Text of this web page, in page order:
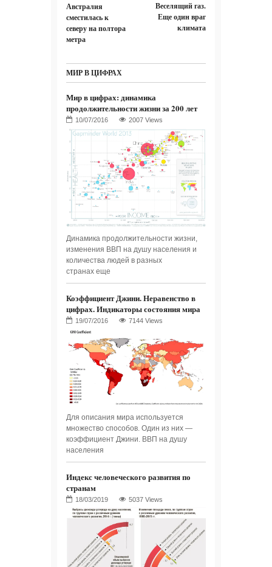
Австралия
сместилась к
северу на полтора
метра
Веселящий газ.
Еще один враг
климата
МИР В ЦИФРАХ
Мир в цифрах: динамика
продолжительности жизни за 200 лет
2007 Views
Динамика продолжительности жизни,
изменения ВВП на душу населения и
количества людей в разных
странах еще
Коэффициент Джини. Неравенство в
цифрах. Индикаторы состояния мира
7144 Views
Для описания мира используется
множество способов. Один из них —
коэффициент Джини. ВВП на душу
населения
Индекс человеческого развития по
странам
5037 Views